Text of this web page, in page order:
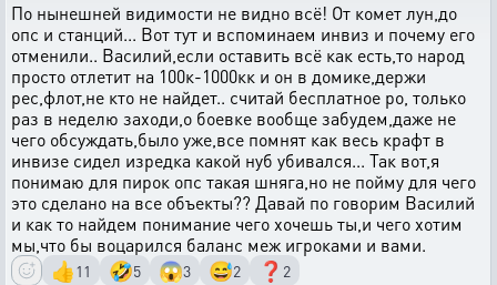
По нынешней видимости не видно всё! От комет лун,до
опс и станций... Вот тут и вспоминаем инвиз и почему его
отменили.. Василий,если оставить всё как есть,то народ
просто отлетит на 100к-1000кк и он в домике,держи
рес,флот,не кто не найдет.. считай бесплатное ро, только
раз в неделю заходи,о боевке вообще забудем,даже не
чего обсуждать,было уже,все помнят как весь крафт в
инвизе сидел изредка какой нуб убивался... Так вот,я
понимаю для пирок опс такая шняга,но не пойму для чего
это сделано на все объекты?? Давай по говорим Василий
и как то найдем понимание чего хочешь ты,и чего хотим
мы,что бы воцарился баланс меж игроками и вами.
👍11 🤣5 😱3 😅2 ❓ 2